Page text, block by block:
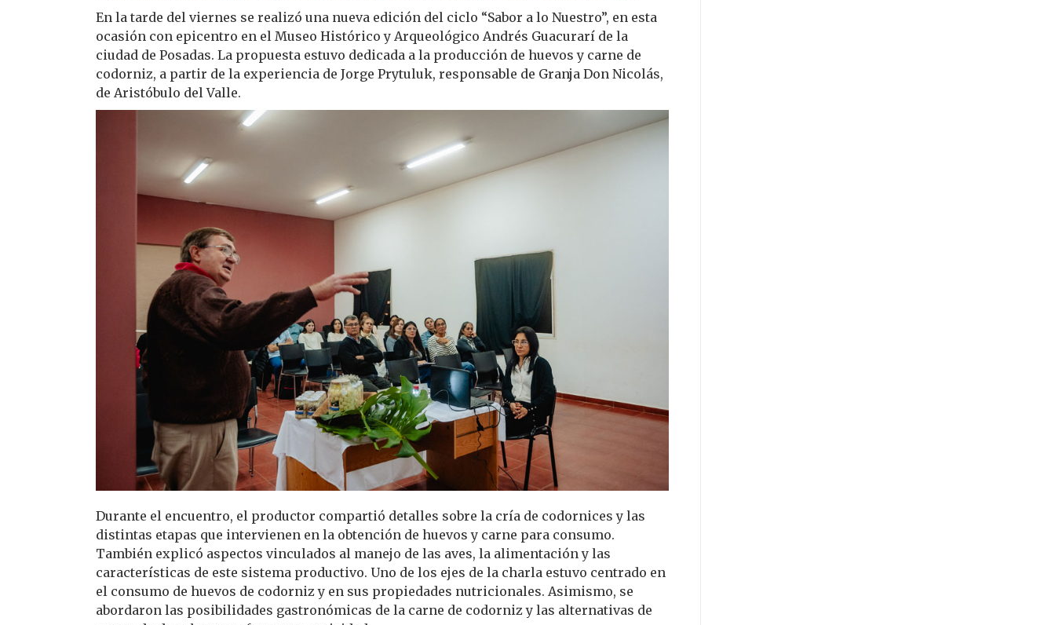
En la tarde del viernes se realizó una nueva edición del ciclo “Sabor a lo Nuestro”, en esta
ocasión con epicentro en el Museo Histórico y Arqueológico Andrés Guacurarí de la
ciudad de Posadas. La propuesta estuvo dedicada a la producción de huevos y carne de
codorniz, a partir de la experiencia de Jorge Prytuluk, responsable de Granja Don Nicolás,
de Aristóbulo del Valle.
Durante el encuentro, el productor compartió detalles sobre la cría de codornices y las
distintas etapas que intervienen en la obtención de huevos y carne para consumo.
También explicó aspectos vinculados al manejo de las aves, la alimentación y las
características de este sistema productivo. Uno de los ejes de la charla estuvo centrado en
el consumo de huevos de codorniz y en sus propiedades nutricionales. Asimismo, se
abordaron las posibilidades gastronómicas de la carne de codorniz y las alternativas de